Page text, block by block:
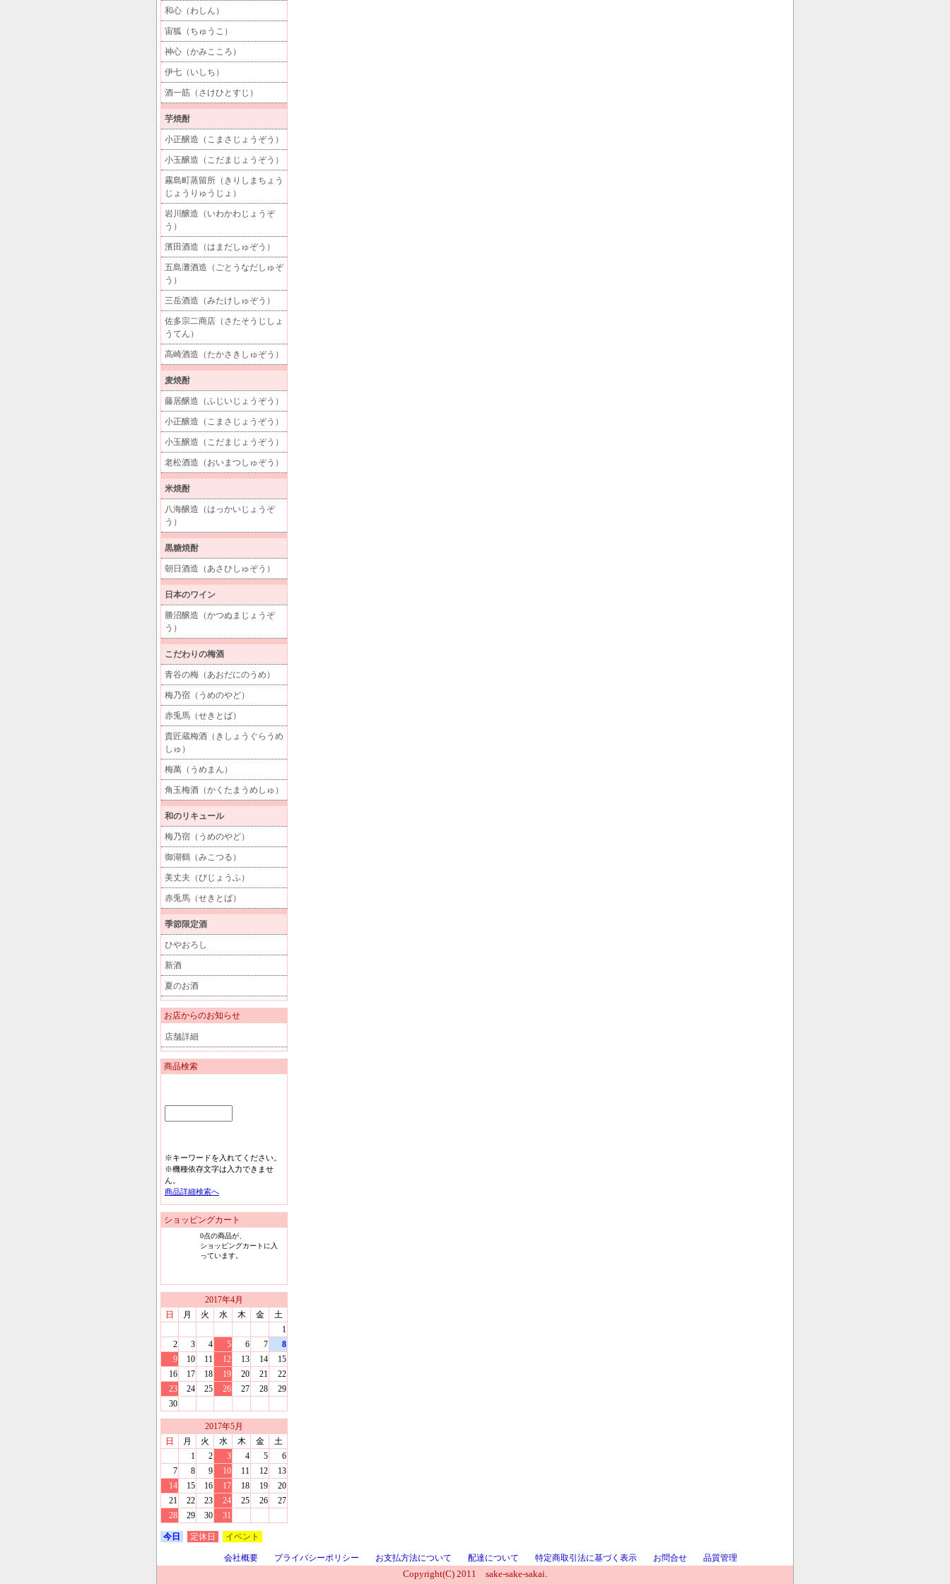
和心（わしん）
宙狐（ちゅうこ）
神心（かみこころ）
伊七（いしち）
酒一筋（さけひとすじ）
芋焼酎
小正醸造（こまさじょうぞう）
小玉醸造（こだまじょうぞう）
霧島町蒸留所（きりしまちょう
じょうりゅうじょ）
岩川醸造（いわかわじょうぞ
う）
濱田酒造（はまだしゅぞう）
五島灘酒造（ごとうなだしゅぞ
う）
三岳酒造（みたけしゅぞう）
佐多宗二商店（さたそうじしょ
うてん）
高崎酒造（たかさきしゅぞう）
麦焼酎
藤居醸造（ふじいじょうぞう）
小正醸造（こまさじょうぞう）
小玉醸造（こだまじょうぞう）
老松酒造（おいまつしゅぞう）
米焼酎
八海醸造（はっかいじょうぞ
う）
黒糖焼酎
朝日酒造（あさひしゅぞう）
日本のワイン
勝沼醸造（かつぬまじょうぞ
う）
こだわりの梅酒
青谷の梅（あおだにのうめ）
梅乃宿（うめのやど）
赤兎馬（せきとば）
貴匠蔵梅酒（きしょうぐらうめ
しゅ）
梅萬（うめまん）
角玉梅酒（かくたまうめしゅ）
和のリキュール
梅乃宿（うめのやど）
御湖鶴（みこつる）
美丈夫（びじょうふ）
赤兎馬（せきとば）
季節限定酒
ひやおろし
新酒
夏のお酒
お店からのお知らせ
店舗詳細
商品検索
※キーワードを入れてください。
※機種依存文字は入力できませ
ん。
商品詳細検索へ
ショッピングカート
0点の商品が、
ショッピングカートに入
っています。
2017年4月
日
月 火 水 木 金
土
1
2
3 4 5 6 7
8
9
10 11 12 13 14
15
16
17 18 19 20 21
22
23
24 25 26 27 28
29
30
2017年5月
日
月 火 水 木 金
土
1
2 3 4 5
6
7
8 9 10 11 12
13
14
15 16 17 18 19
20
21
22 23 24 25 26
27
28
29 30 31
今日 定休日 イベント
会社概要 プライバシーポリシー お支払方法について 配達について 特定商取引法に基づく表示 お問合せ
品質管理
Copyright(C) 2011 sake-sake-sakai.